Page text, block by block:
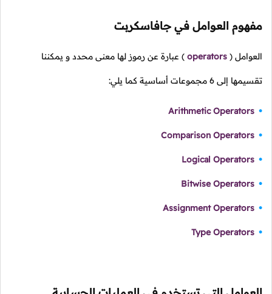
مفهوم العوامل في جافاسكربت
العوامل (
operators
) عبارة عن رموز لها معنى محدد و يمكننا
تقسيمها إلى 6 مجموعات أساسية كما يلي:
Arithmetic Operators
Comparison Operators
Logical Operators
Bitwise Operators
Assignment Operators
Type Operators